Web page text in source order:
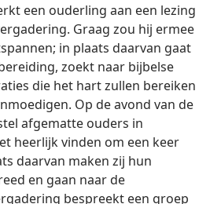
een ouderling aan een lezing
Graag zou hij ermee
in plaats daarvan gaat
zoekt naar bijbelse
die het hart zullen bereiken
Op de avond van de
afgematte ouders in
heerlijk vinden om een keer
daarvan maken zij hun
en gaan naar de
bespreekt een groep